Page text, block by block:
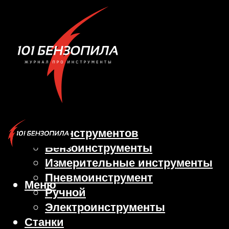
Виды инструментов
Бензоинструменты
Измерительные инструменты
Пневмоинструмент
Ручной
Электроинструменты
Станки
Меню